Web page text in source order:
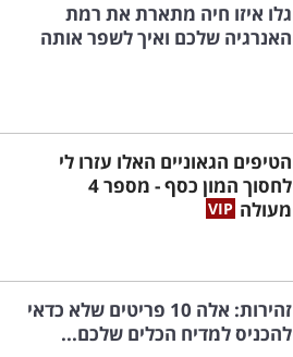
גלו איזו חיה מתארת את רמת
האנרגיה שלכם ואיך לשפר אותה
הטיפים הגאוניים האלו עזרו לי
לחסוך המון כסף - מספר 4
מעולה
זהירות: אלה 10 פריטים שלא כדאי
להכניס למדיח הכלים שלכם...